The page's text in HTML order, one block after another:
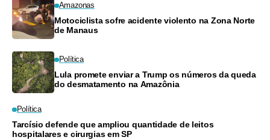
Amazonas
Motociclista sofre acidente violento na Zona Norte
de Manaus
Política
Lula promete enviar a Trump os números da queda
do desmatamento na Amazônia
Política
Tarcísio defende que ampliou quantidade de leitos
hospitalares e cirurgias em SP